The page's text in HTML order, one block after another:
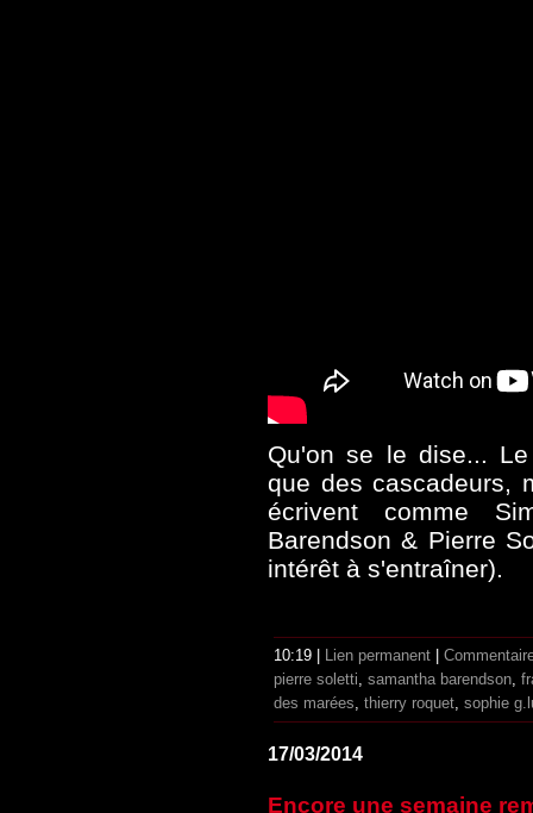
Qu'on se le dise...
que des cascadeurs,
écrivent comme
Barendson & Pierre
intérêt à s'entraîner).
10:19 | Lien permanent
pierre soletti, samantha barendson,
des marées, thierry roquet, sophie
17/03/2014
Encore une semaine